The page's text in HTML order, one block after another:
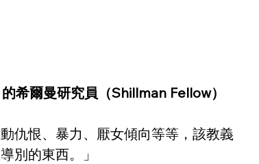
希爾曼研究員（Shillman Fellow）
仇恨、暴力、厭女傾向等等，該教義
別的東西。」